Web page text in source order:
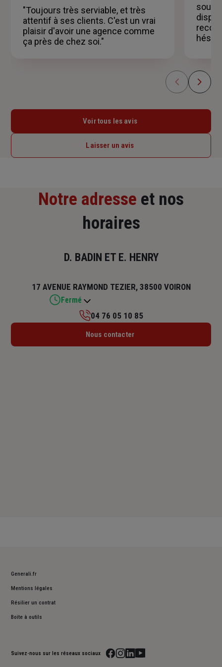
étoiles
"Toujours très serviable, et très
attentif à ses clients. C'est un vrai
plaisir d'avoir une agence comme
ça près de chez soi."
Voir tous les avis
Laisser un avis
Notre adresse et nos
horaires
D. BADIN ET E. HENRY
17 AVENUE RAYMOND TEZIER, 38500 VOIRON
Fermé
Lundi : 09h – 12h / 13h30 – 17h30
04 76 05 10 85
Nous contacter
Generali.fr
Mentions légales
Résilier un contrat
Boite à outils
Suivez-nous sur les réseaux sociaux